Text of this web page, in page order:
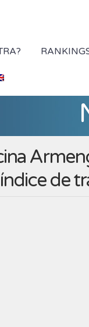
de